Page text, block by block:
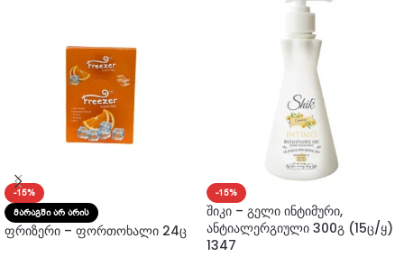
-15%
ᲛᲐᲠᲐᲒᲨᲘ ᲐᲠ ᲐᲠᲘᲡ
ფრიზერი – ფორთოხალი 24ც
-15%
შიკი – გელი ინტიმური,
ანტიალერგიული 300გ (15ც/ყ)
1347